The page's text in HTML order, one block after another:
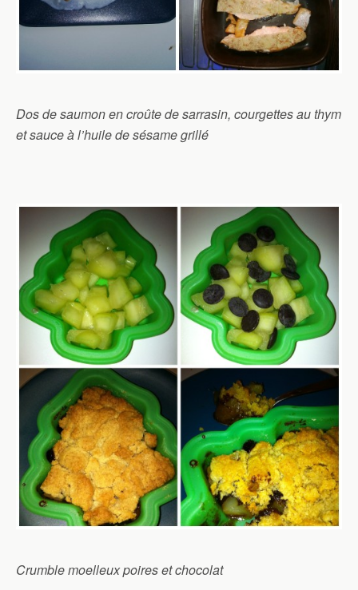
Dos de saumon en croûte de sarrasin, courgettes au thym
et sauce à l’huile de sésame grillé
Crumble moelleux poires et chocolat